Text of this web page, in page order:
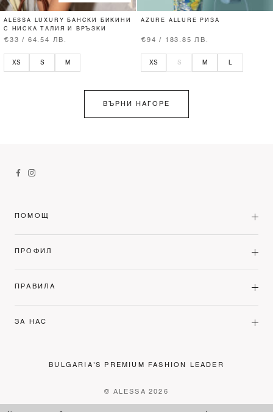
ALESSA LUXURY БАНСКИ БИКИНИ
С НИСКА ТАЛИЯ И ВРЪЗКИ
€33 / 64.54 ЛВ.
XS S M
AZURE ALLURE РИЗА
€94 / 183.85 ЛВ.
XS S M
ВЪРНИ НАГОРЕ
ПОМОЩ
ПРОФИЛ
ПРАВИЛА
ЗА НАС
BULGARIA'S PREMIUM FASHION LEADER
© ALESSA 2026